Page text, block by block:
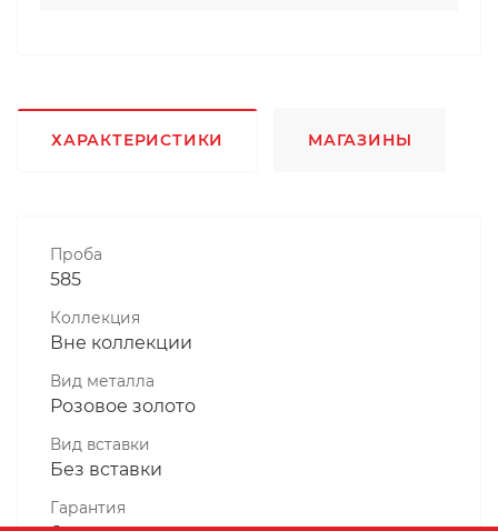
ХАРАКТЕРИСТИКИ МАГАЗИНЫ
Проба
585
Коллекция
Вне коллекции
Вид металла
Розовое золото
Вид вставки
Без вставки
Гарантия